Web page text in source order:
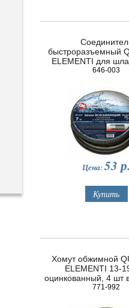
быстроразъемный
ELEMENTI для
пластик
646-003
Цена:53
Хомут обжимной
ELEMENTI 13-
оцинкованный, 4 шт
771-992